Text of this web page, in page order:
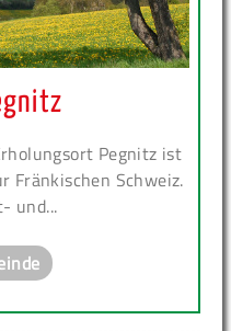
Pegnitz ist
Fränkischen Schweiz.
und...